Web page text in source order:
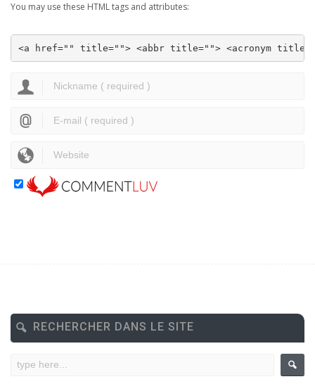
You may use these HTML tags and attributes:
<a href="" title=""> <abbr title=""> <acronym
RECHERCHER DANS LE SITE